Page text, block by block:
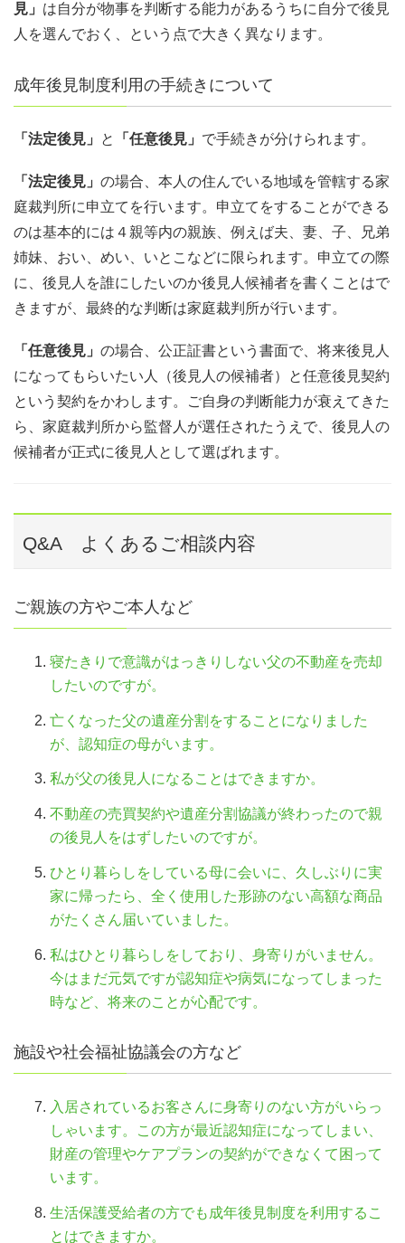
見」 は自分が物事を判断する能力があるうちに自分で後見
人を選んでおく、という点で大きく異なります。
成年後見制度利用の手続きについて
「法定後見」 と 「任意後見」 で手続きが分けられます。
「法定後見」 の場合、本人の住んでいる地域を管轄する家
庭裁判所に申立てを行います。申立てをすることができる
のは基本的には４親等内の親族、例えば夫、妻、子、兄弟
姉妹、おい、めい、いとこなどに限られます。申立ての際
に、後見人を誰にしたいのか後見人候補者を書くことはで
きますが、最終的な判断は家庭裁判所が行います。
「任意後見」 の場合、公正証書という書面で、将来後見人
になってもらいたい人（後見人の候補者）と任意後見契約
という契約をかわします。ご自身の判断能力が衰えてきた
ら、家庭裁判所から監督人が選任されたうえで、後見人の
候補者が正式に後見人として選ばれます。
Q&A よくあるご相談内容
ご親族の方やご本人など
寝たきりで意識がはっきりしない父の不動産を売却
したいのですが。
亡くなった父の遺産分割をすることになりました
が、認知症の母がいます。
私が父の後見人になることはできますか。
不動産の売買契約や遺産分割協議が終わったので親
の後見人をはずしたいのですが。
ひとり暮らしをしている母に会いに、久しぶりに実
家に帰ったら、全く使用した形跡のない高額な商品
がたくさん届いていました。
私はひとり暮らしをしており、身寄りがいません。
今はまだ元気ですが認知症や病気になってしまった
時など、将来のことが心配です。
施設や社会福祉協議会の方など
入居されているお客さんに身寄りのない方がいらっ
しゃいます。この方が最近認知症になってしまい、
財産の管理やケアプランの契約ができなくて困って
います。
生活保護受給者の方でも成年後見制度を利用するこ
とはできますか。